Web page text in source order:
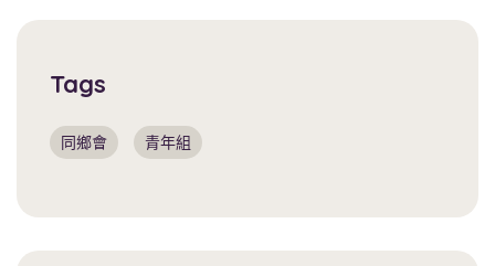
Tags
同鄉會 青年組